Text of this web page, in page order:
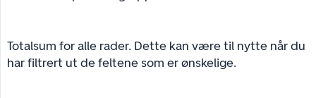
Totalsum for alle rader. Dette kan være til nytte når du
har filtrert ut de feltene som er ønskelige.